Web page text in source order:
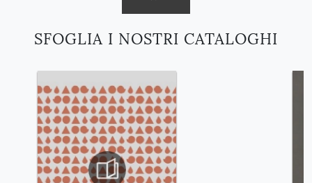
SFOGLIA I NOSTRI CATALOGHI